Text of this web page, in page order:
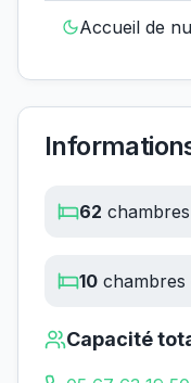
Accueil de
62
10 chambres
Capacité